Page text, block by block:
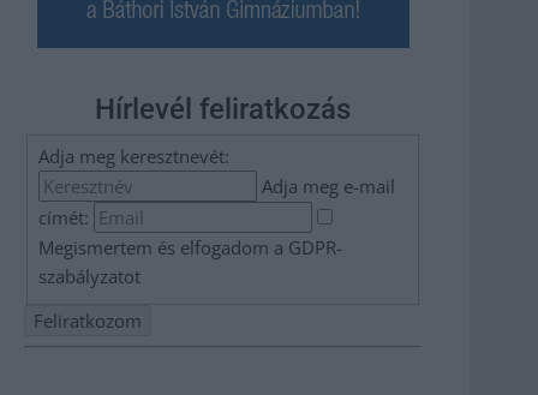
Hírlevél feliratkozás
Adja meg keresztnevét:
Adja meg e-mail
címét:
Megismertem és elfogadom a GDPR-
szabályzatot